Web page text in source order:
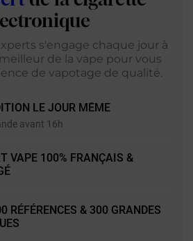
s'engage chaque jour à
de la vape pour vous
de vapotage de qualité.
LE JOUR MÊME
avant 16h
VAPE 100% FRANÇAIS &
RÉFÉRENCES & 300 GRANDES